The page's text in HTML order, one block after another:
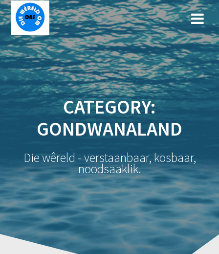
Skip
to
content
CATEGORY:
GONDWANALAND
Die wêreld - verstaanbaar, kosbaar,
noodsaaklik.